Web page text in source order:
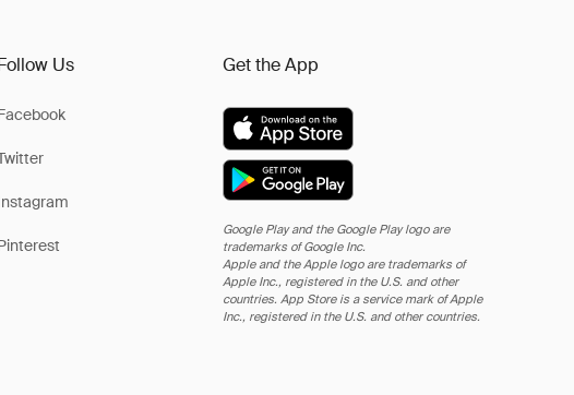
Us Get the App
Google Play and the Google Play logo are
trademarks of Google Inc.
Apple and the Apple logo are trademarks of
Apple Inc., registered in the U.S. and other
countries. App Store is a service mark of Apple
Inc., registered in the U.S. and other countries.